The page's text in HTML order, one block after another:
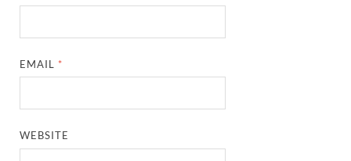
EMAIL *
WEBSITE